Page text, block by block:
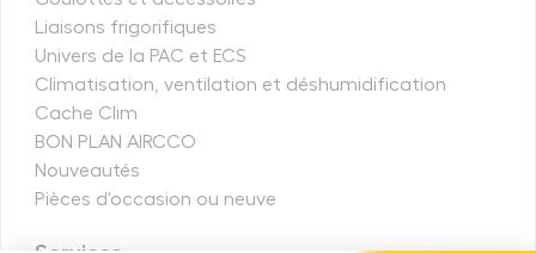
Liaisons frigorifiques
Univers de la PAC et ECS
Climatisation, ventilation et déshumidification
Cache Clim
BON PLAN AIRCCO
Nouveautés
Pièces d'occasion ou neuve